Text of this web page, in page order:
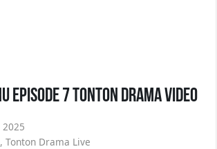
Episode 7 Tonton Drama Video
,Tonton Drama Live